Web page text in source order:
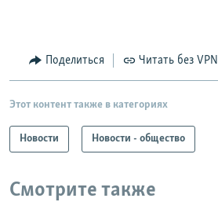
Поделиться Читать без VPN
Этот контент также в категориях
Новости Новости - общество
Смотрите также